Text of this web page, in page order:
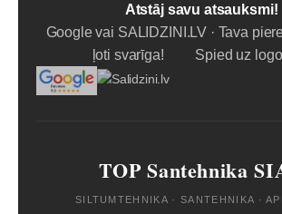
Atstāj savu atsauksmi!
Google vai SALIDZINI.LV · Tava
ļoti svarīga! Spied uz
TOP Santehnika
SILTUMTEHNIKA · SANTEHNIKA ·